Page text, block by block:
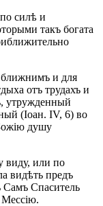
силѣ и
такъ богата
и для
отъ трудахъ и
утружденный
(Іоан. IV, 6) во
душу
виду, или по
видѣть предъ
Самъ Спаситель